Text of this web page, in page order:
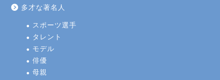
多才な著名人
スポーツ選手
タレント
モデル
俳優
母親